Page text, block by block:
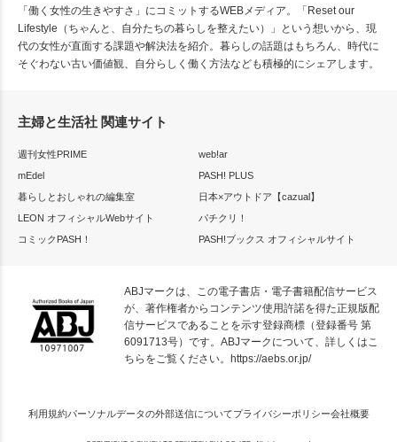
「働く女性の生きやすさ」にコミットするWEBメディア。「Reset our
Lifestyle（ちゃんと、自分たちの暮らしを整えたい）」という想いから、現
代の女性が直面する課題や解決法を紹介。暮らしの話題はもちろん、時代に
そぐわない古い価値観、自分らしく働く方法なども積極的にシェアします。
主婦と生活社 関連サイト
週刊女性PRIME
web!ar
mEdel
PASH! PLUS
暮らしとおしゃれの編集室
日本×アウトドア【cazual】
LEON オフィシャルWebサイト
パチクリ！
コミックPASH！
PASH!ブックス オフィシャルサイト
ABJマークは、この電子書店・電子書籍配信サービス
が、著作権者からコンテンツ使用許諾を得た正規版配
信サービスであることを示す登録商標（登録番号 第
6091713号）です。ABJマークについて、詳しくはこ
ちらをご覧ください。 https://aebs.or.jp/
利用規約パーソナルデータの外部送信についてプライバシーポリシー会社概要